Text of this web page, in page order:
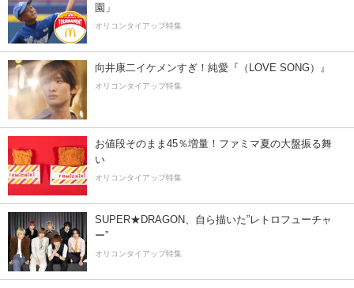
園」
オリコンタイアップ特集
向井康二イケメンすぎ！純愛『（LOVE SONG）』
オリコンタイアップ特集
お値段そのまま45％増量！ファミマ夏の大盤振る舞
い
オリコンタイアップ特集
SUPER★DRAGON、自ら描いた”レトロフューチャ
ー”
オリコンタイアップ特集